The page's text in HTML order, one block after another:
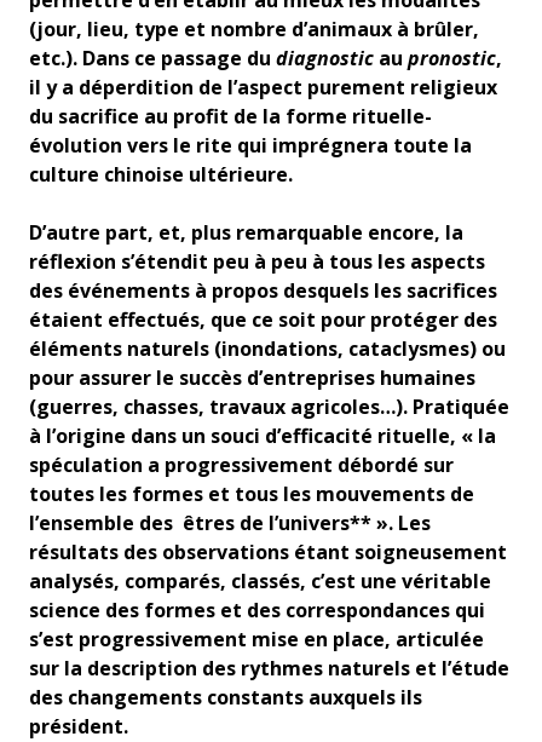
(jour, lieu, type et nombre d’animaux à brûler,
etc.). Dans ce passage du diagnostic au pronostic,
il y a déperdition de l’aspect purement religieux
du sacrifice au profit de la forme rituelle-
évolution vers le rite qui imprégnera toute la
culture chinoise ultérieure.
D’autre part, et, plus remarquable encore, la
réflexion s’étendit peu à peu à tous les aspects
des événements à propos desquels les sacrifices
étaient effectués, que ce soit pour protéger des
éléments naturels (inondations, cataclysmes) ou
pour assurer le succès d’entreprises humaines
(guerres, chasses, travaux agricoles…). Pratiquée
à l’origine dans un souci d’efficacité rituelle, « la
spéculation a progressivement débordé sur
toutes les formes et tous les mouvements de
l’ensemble des êtres de l’univers** ». Les
résultats des observations étant soigneusement
analysés, comparés, classés, c’est une véritable
science des formes et des correspondances qui
s’est progressivement mise en place, articulée
sur la description des rythmes naturels et l’étude
des changements constants auxquels ils
président.